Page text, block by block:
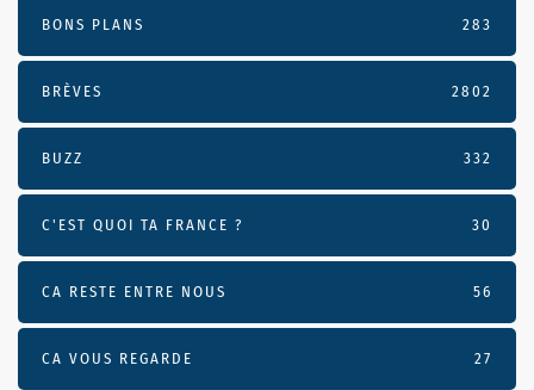
BONS PLANS 283
BRÈVES 2802
BUZZ 332
C'EST QUOI TA FRANCE ? 30
CA RESTE ENTRE NOUS 56
CA VOUS REGARDE 27